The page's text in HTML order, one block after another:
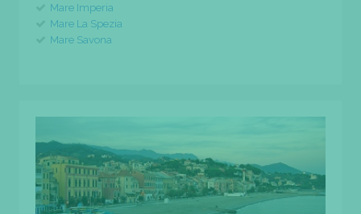
Mare Imperia
Mare La Spezia
Mare Savona